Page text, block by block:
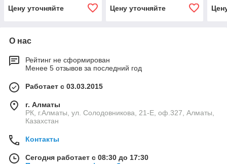
Цену уточняйте
Цену уточняйте
О нас
Рейтинг не сформирован
Менее 5 отзывов за последний год
Работает с 03.03.2015
г. Алматы
РК, г.Алматы, ул. Солодовникова, 21-Е, оф.327, Алматы,
Казахстан
Контакты
Сегодня работает с 08:30 до 17:30